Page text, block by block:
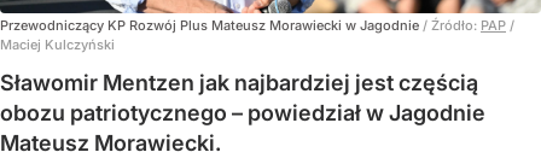
Przewodniczący KP Rozwój Plus Mateusz Morawiecki w Jagodnie / Źródło: PAP /
Maciej Kulczyński
Sławomir Mentzen jak najbardziej jest częścią
obozu patriotycznego – powiedział w Jagodnie
Mateusz Morawiecki.